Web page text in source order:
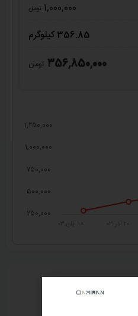
1,000,000 تومان
356.85 کیلوگرم
356,850,000 تومان
۲۵۰,۰۰۰
۵۰۰,۰۰۰
۷۵۰,۰۰۰
۱,۰۰۰,۰۰۰
۱,۲۵۰,۰۰۰